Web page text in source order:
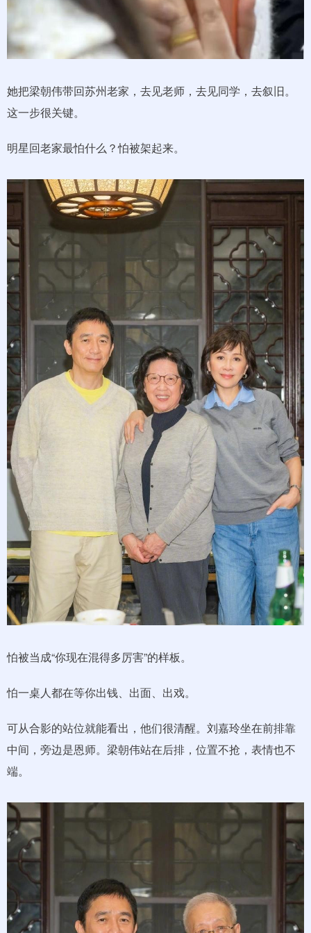
她把梁朝伟带回苏州老家，去见老师，去见同学，去叙旧。
这一步很关键。
明星回老家最怕什么？怕被架起来。
怕被当成“你现在混得多厉害”的样板。
怕一桌人都在等你出钱、出面、出戏。
可从合影的站位就能看出，他们很清醒。刘嘉玲坐在前排靠
中间，旁边是恩师。梁朝伟站在后排，位置不抢，表情也不
端。